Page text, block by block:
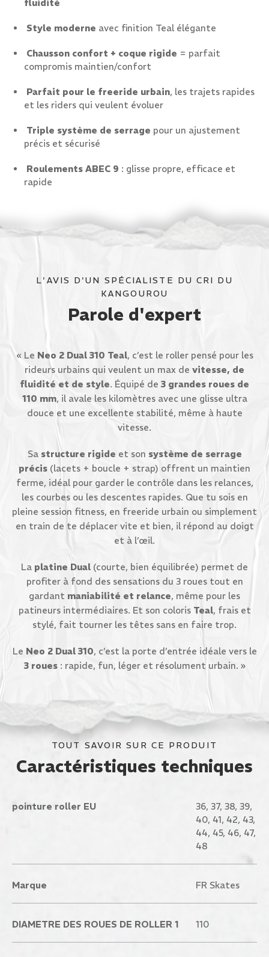
fluidité
Style moderne avec finition Teal élégante
Chausson confort + coque rigide = parfait
compromis maintien/confort
Parfait pour le freeride urbain, les trajets rapides
et les riders qui veulent évoluer
Triple système de serrage pour un ajustement
précis et sécurisé
Roulements ABEC 9 : glisse propre, efficace et
rapide
L'AVIS D'UN SPÉCIALISTE DU CRI DU
KANGOUROU
Parole d'expert
« Le Neo 2 Dual 310 Teal, c’est le roller pensé pour les
rideurs urbains qui veulent un max de vitesse, de
fluidité et de style. Équipé de 3 grandes roues de
110 mm, il avale les kilomètres avec une glisse ultra
douce et une excellente stabilité, même à haute
vitesse.
Sa structure rigide et son système de serrage
précis (lacets + boucle + strap) offrent un maintien
ferme, idéal pour garder le contrôle dans les relances,
les courbes ou les descentes rapides. Que tu sois en
pleine session fitness, en freeride urbain ou simplement
en train de te déplacer vite et bien, il répond au doigt
et à l’œil.
La platine Dual (courte, bien équilibrée) permet de
profiter à fond des sensations du 3 roues tout en
gardant maniabilité et relance, même pour les
patineurs intermédiaires. Et son coloris Teal, frais et
stylé, fait tourner les têtes sans en faire trop.
Le Neo 2 Dual 310, c’est la porte d’entrée idéale vers le
3 roues: rapide, fun, léger et résolument urbain. »
TOUT SAVOIR SUR CE PRODUIT
Caractéristiques techniques
pointure roller EU
36, 37, 38, 39,
40, 41, 42, 43,
44, 45, 46, 47,
48
Marque FR Skates
DIAMETRE DES ROUES DE ROLLER 1 110